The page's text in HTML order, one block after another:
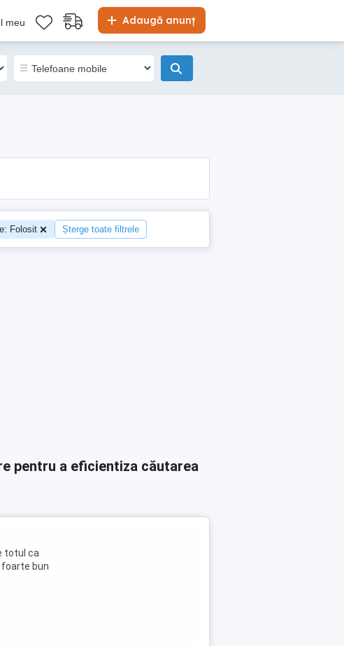
Adaugă anunț
meu
Folosit Șterge toate filtrele
pentru a eficientiza căutarea
totul ca
foarte bun